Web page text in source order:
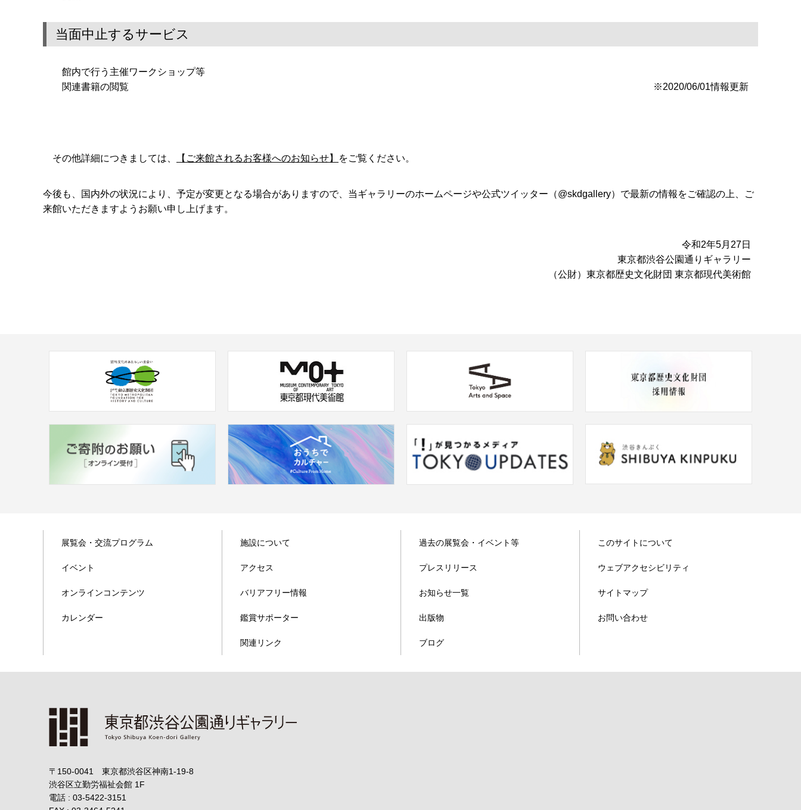
当面中止するサービス
館内で行う主催ワークショップ等
関連書籍の閲覧 ※2020/06/01情報更新
その他詳細につきましては、 【ご来館されるお客様へのお知らせ】 をご覧ください。
今後も、国内外の状況により、予定が変更となる場合がありますので、当ギャラリーのホームページや公式ツイッター（@skdgallery）で最新の情報をご確認の上、ご
来館いただきますようお願い申し上げます。
令和2年5月27日
東京都渋谷公園通りギャラリー
（公財）東京都歴史文化財団 東京都現代美術館
展覧会・交流プログラム
イベント
オンラインコンテンツ
カレンダー
施設について
アクセス
バリアフリー情報
鑑賞サポーター
関連リンク
過去の展覧会・イベント等
プレスリリース
お知らせ一覧
出版物
ブログ
このサイトについて
ウェブアクセシビリティ
サイトマップ
お問い合わせ
〒150-0041 東京都渋谷区神南1-19-8
渋谷区立勤労福祉会館 1F
電話 : 03-5422-3151